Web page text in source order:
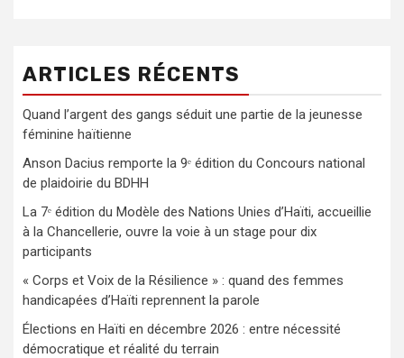
ARTICLES RÉCENTS
Quand l’argent des gangs séduit une partie de la jeunesse
féminine haïtienne
Anson Dacius remporte la 9ᵉ édition du Concours national
de plaidoirie du BDHH
La 7ᵉ édition du Modèle des Nations Unies d’Haïti, accueillie
à la Chancellerie, ouvre la voie à un stage pour dix
participants
« Corps et Voix de la Résilience » : quand des femmes
handicapées d’Haïti reprennent la parole
Élections en Haïti en décembre 2026 : entre nécessité
démocratique et réalité du terrain